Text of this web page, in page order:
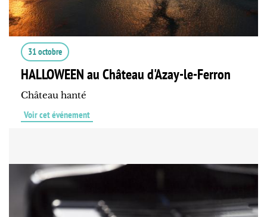
31 octobre
HALLOWEEN au Château d'Azay-le-Ferron
Château hanté
Voir cet événement